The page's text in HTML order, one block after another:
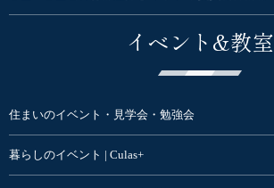
イベント&教室
住まいのイベント・見学会・勉強会
暮らしのイベント | Culas+